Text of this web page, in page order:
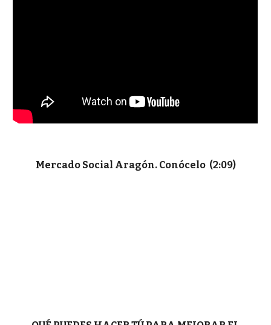
Mercado Social Aragón. Conócelo (2:09)